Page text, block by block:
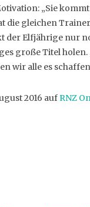
„Sie
die gleichen
der Elfjährige nur
große Titel holen.
wir alle es
2016 aufRNZ